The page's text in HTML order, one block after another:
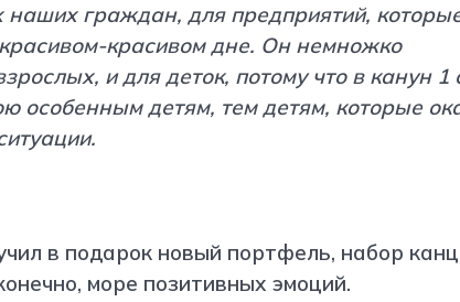
граждан, для предприятий,
красивом дне. Он немножко
и для деток, потому что в канун 1
особенным детям, тем детям, которые
в подарок новый портфель, набор
море позитивных эмоций.